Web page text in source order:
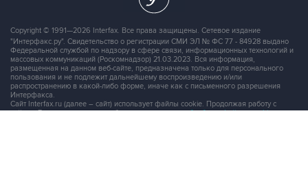
Copyright © 1991—2026 Interfax. Все права защищены. Сетевое издание
"Интерфакс.ру". Свидетельство о регистрации СМИ ЭЛ № ФС 77 - 84928 выдано
Федеральной службой по надзору в сфере связи, информационных технологий и
массовых коммуникаций (Роскомнадзор) 21.03.2023. Вся информация,
размещенная на данном веб-сайте, предназначена только для персонального
пользования и не подлежит дальнейшему воспроизведению и/или
распространению в какой-либо форме, иначе как с письменного разрешения
Интерфакса.
Сайт Interfax.ru (далее – сайт) использует файлы cookie. Продолжая работу с
сайтом, Вы соглашаетесь на сбор и последующуюобработку файлов cookie.